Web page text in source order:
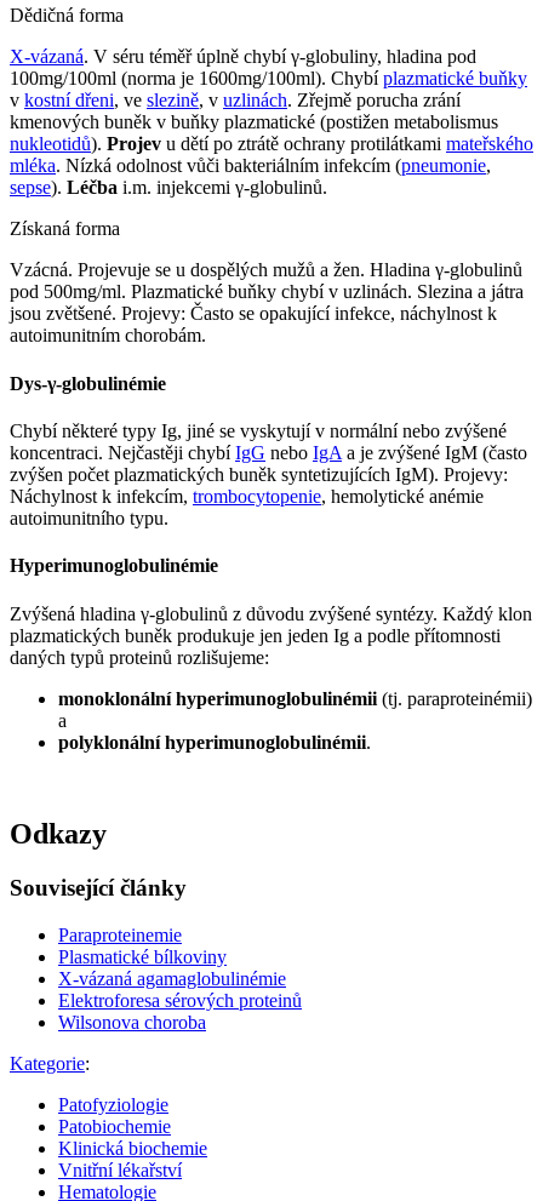
Dědičná forma
X-vázaná. V séru téměř úplně chybí γ-globuliny, hladina pod
100mg/100ml (norma je 1600mg/100ml). Chybíplazmatické buňky
v kostní dřeni, ve slezině, v uzlinách. Zřejmě porucha zrání
kmenových buněk v buňky plazmatické (postižen metabolismus
nukleotidů). Projev u dětí po ztrátě ochrany protilátkami mateřského
mléka. Nízká odolnost vůči bakteriálním infekcím (pneumonie,
sepse). Léčba i.m. injekcemi γ-globulinů.
Získaná forma
Vzácná. Projevuje se u dospělých mužů a žen. Hladina γ-globulinů
pod 500mg/ml. Plazmatické buňky chybí v uzlinách. Slezina a játra
jsou zvětšené. Projevy: Často se opakující infekce, náchylnost k
autoimunitním chorobám.
Dys-γ-globulinémie
Chybí některé typy Ig, jiné se vyskytují v normální nebo zvýšené
koncentraci. Nejčastěji chybíIgG nebo IgA a je zvýšené IgM (často
zvýšen počet plazmatických buněk syntetizujících IgM). Projevy:
Náchylnost k infekcím, trombocytopenie, hemolytické anémie
autoimunitního typu.
Hyperimunoglobulinémie
Zvýšená hladina γ-globulinů z důvodu zvýšené syntézy. Každý klon
plazmatických buněk produkuje jen jeden Ig a podle přítomnosti
daných typů proteinů rozlišujeme:
monoklonální hyperimunoglobulinémii (tj. paraproteinémii)
a
polyklonální hyperimunoglobulinémii.
Odkazy
Související články
Paraproteinemie
Plasmatické bílkoviny
X-vázaná agamaglobulinémie
Elektroforesa sérových proteinů
Wilsonova choroba
Kategorie:
Patofyziologie
Patobiochemie
Klinická biochemie
Vnitřní lékařství
Hematologie